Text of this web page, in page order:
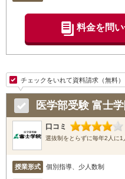
料金を問
チェックをいれて資料請求（無料）
医学部受験 富士
口コミ
選抜制をとらずに毎年2人に
授業形式 個別指導、少人数制